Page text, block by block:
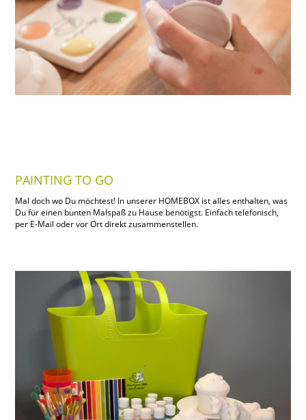
PAINTING TO GO
Mal doch wo Du möchtest! In unserer HOMEBOX ist alles enthalten, was
Du für einen bunten Malspaß zu Hause benötigst. Einfach telefonisch,
per E-Mail oder vor Ort direkt zusammenstellen.